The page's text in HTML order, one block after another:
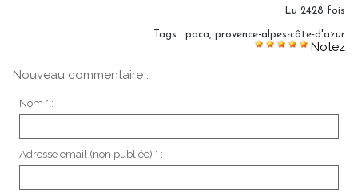
Lu 2428 fois
Tags : paca, provence-alpes-côte-d'azur
Notez
Nouveau commentaire :
Nom * :
Adresse email (non publiée) * :